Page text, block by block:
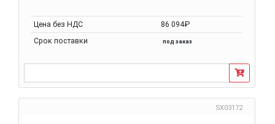
Цена без НДС
86 094₽
Срок поставки
под заказ
SX03172